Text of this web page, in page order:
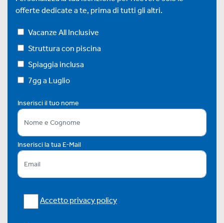
offerte dedicate a te, prima di tutti gli altri.
Vacanze All Inclusive
Struttura con piscina
Spiaggia inclusa
7gg a Luglio
Inserisci il tuo nome
Inserisci la tua E-Mail
Accetto privacy policy